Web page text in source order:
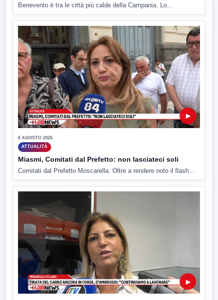
Benevento è tra le città più calde della Campania. Lo...
▶
6 AGOSTO 2026
ATTUALITÀ
Miasmi, Comitati dal Prefetto: non lasciateci soli
Comitati dal Prefetto Moscarella. Oltre a rendere noto il flash...
▶